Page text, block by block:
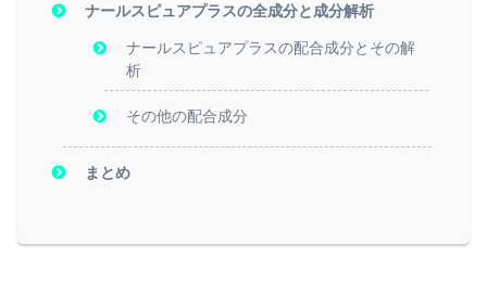
ナールスピュアプラスの全成分と成分解析
ナールスピュアプラスの配合成分とその解
析
その他の配合成分
まとめ